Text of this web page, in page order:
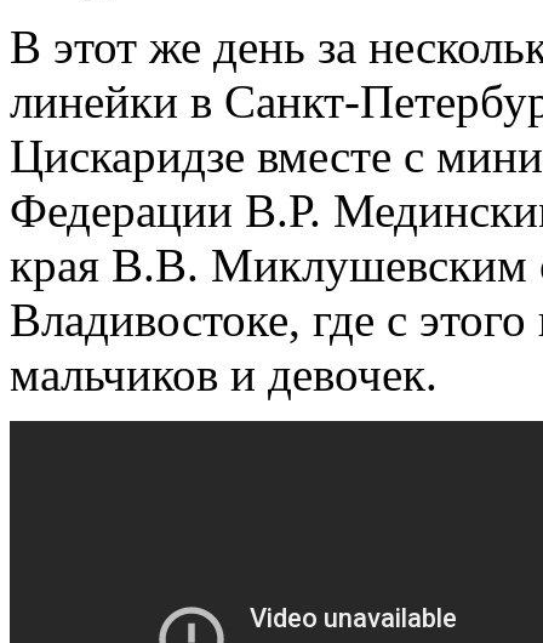
В этот же день за
линейки в Санкт-
Цискаридзе вместе с
Федерации В.Р.
края В.В. Миклушевским
Владивостоке, где с
мальчиков и девочек.